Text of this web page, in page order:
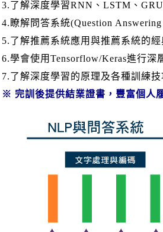
3.了解深度學習RNN、LSTM、
4.瞭解問答系統(Question
5.了解推薦系統應用與推薦系統的經
6.學會使用Tensorflow/Keras進行深
7.了解深度學習的原理及各種訓練
※ 完訓後提供結業證書，豐富個人